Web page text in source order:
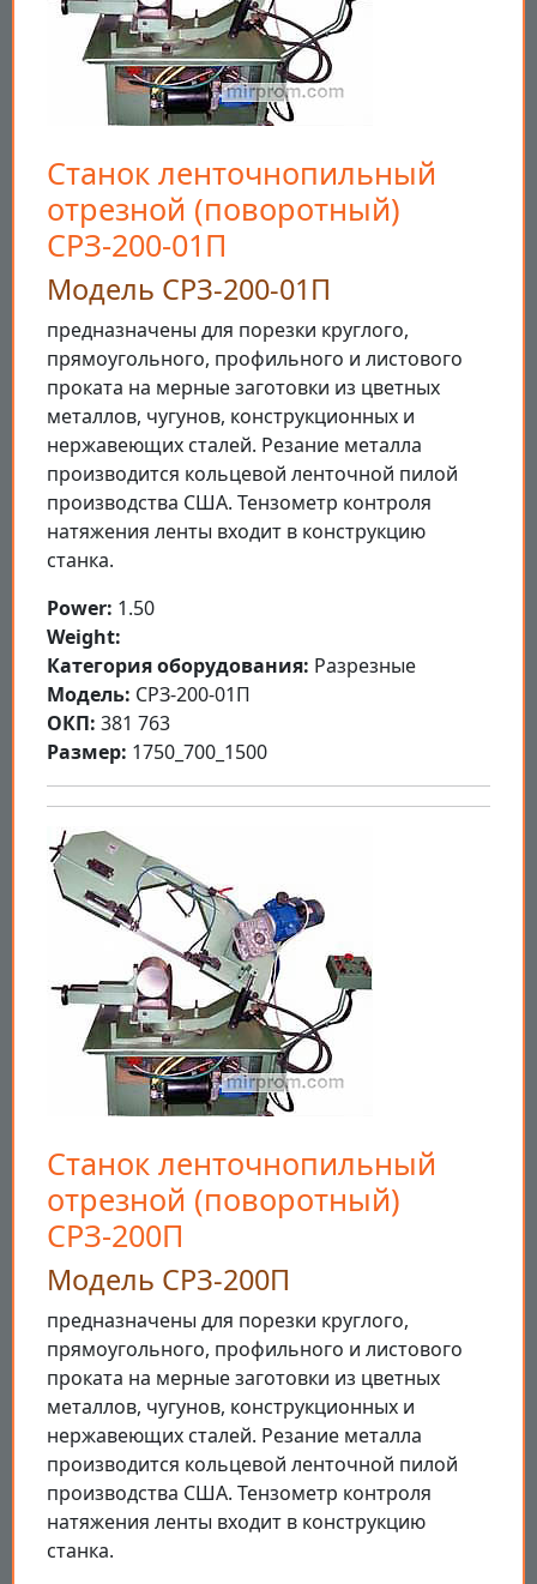
Станок ленточнопильный
отрезной (поворотный)
СРЗ-200-01П
Модель СРЗ-200-01П
предназначены для порезки круглого,
прямоугольного, профильного и листового
проката на мерные заготовки из цветных
металлов, чугунов, конструкционных и
нержавеющих сталей. Резание металла
производится кольцевой ленточной пилой
производства США. Тензометр контроля
натяжения ленты входит в конструкцию
станка.
Power: 1.50
Weight:
Категория оборудования: Разрезные
Модель: СРЗ-200-01П
ОКП: 381 763
Размер: 1750_700_1500
Станок ленточнопильный
отрезной (поворотный)
СРЗ-200П
Модель СРЗ-200П
предназначены для порезки круглого,
прямоугольного, профильного и листового
проката на мерные заготовки из цветных
металлов, чугунов, конструкционных и
нержавеющих сталей. Резание металла
производится кольцевой ленточной пилой
производства США. Тензометр контроля
натяжения ленты входит в конструкцию
станка.